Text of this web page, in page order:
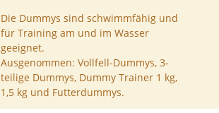
Die Dummys sind schwimmfähig und
für Training am und im Wasser
geeignet.
Ausgenommen: Vollfell-Dummys, 3-
teilige Dummys, Dummy Trainer 1 kg,
1,5 kg und Futterdummys.